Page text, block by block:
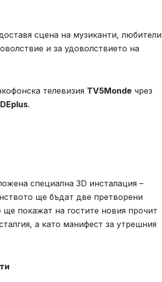
сцена на музиканти, любители
и за удоволствието на
телевизия TV5Monde чрез
.
специална 3D инсталация –
ще бъдат две претворени
покажат на гостите новия прочит
а като манифест за утрешния